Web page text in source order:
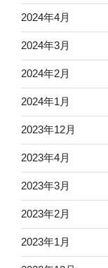
2024年4月
2024年3月
2024年2月
2024年1月
2023年12月
2023年4月
2023年3月
2023年2月
2023年1月